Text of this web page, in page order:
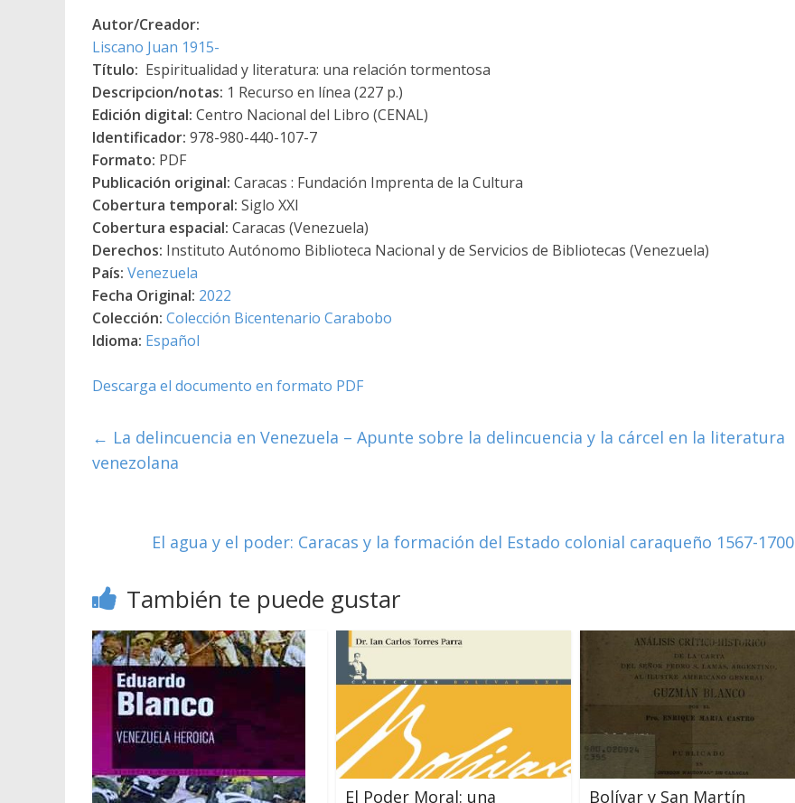
Autor/Creador:
Liscano Juan 1915-
Título: Espiritualidad y literatura: una relación tormentosa
Descripcion/notas: 1 Recurso en línea (227 p.)
Edición digital: Centro Nacional del Libro (CENAL)
Identificador: 978-980-440-107-7
Formato: PDF
Publicación original: Caracas : Fundación Imprenta de la Cultura
Cobertura temporal: Siglo XXI
Cobertura espacial: Caracas (Venezuela)
Derechos: Instituto Autónomo Biblioteca Nacional y de Servicios de Bibliotecas (Venezuela)
País: Venezuela
Fecha Original: 2022
Colección: Colección Bicentenario Carabobo
Idioma: Español
Descarga el documento en formato PDF
← La delincuencia en Venezuela – Apunte sobre la delincuencia y la cárcel en la literatura
venezolana
El agua y el poder: Caracas y la formación del Estado colonial caraqueño 1567-1700
También te puede gustar
El Poder Moral: una
Bolívar y San Martín